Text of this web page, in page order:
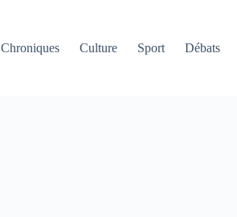
Chroniques Culture Sport Débats